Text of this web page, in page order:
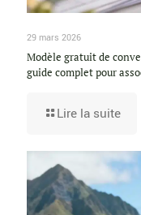
29 mars 2026
Modèle gratuit de
guide complet pour
Lire la suite